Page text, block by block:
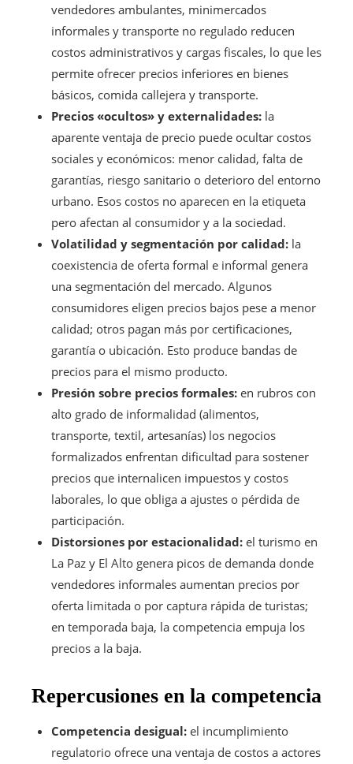
vendedores ambulantes, minimercados
informales y transporte no regulado reducen
costos administrativos y cargas fiscales, lo que les
permite ofrecer precios inferiores en bienes
básicos, comida callejera y transporte.
Precios «ocultos» y externalidades: la
aparente ventaja de precio puede ocultar costos
sociales y económicos: menor calidad, falta de
garantías, riesgo sanitario o deterioro del entorno
urbano. Esos costos no aparecen en la etiqueta
pero afectan al consumidor y a la sociedad.
Volatilidad y segmentación por calidad: la
coexistencia de oferta formal e informal genera
una segmentación del mercado. Algunos
consumidores eligen precios bajos pese a menor
calidad; otros pagan más por certificaciones,
garantía o ubicación. Esto produce bandas de
precios para el mismo producto.
Presión sobre precios formales: en rubros con
alto grado de informalidad (alimentos,
transporte, textil, artesanías) los negocios
formalizados enfrentan dificultad para sostener
precios que internalicen impuestos y costos
laborales, lo que obliga a ajustes o pérdida de
participación.
Distorsiones por estacionalidad: el turismo en
La Paz y El Alto genera picos de demanda donde
vendedores informales aumentan precios por
oferta limitada o por captura rápida de turistas;
en temporada baja, la competencia empuja los
precios a la baja.
Repercusiones en la competencia
Competencia desigual: el incumplimiento
regulatorio ofrece una ventaja de costos a actores